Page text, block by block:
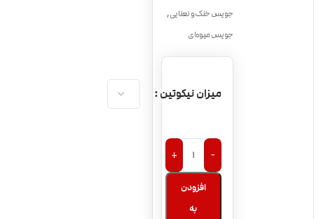
جویس خنک و نعنایی,
جویس میوه‌ای
میزان نیکوتین
-
+
افزودن
به